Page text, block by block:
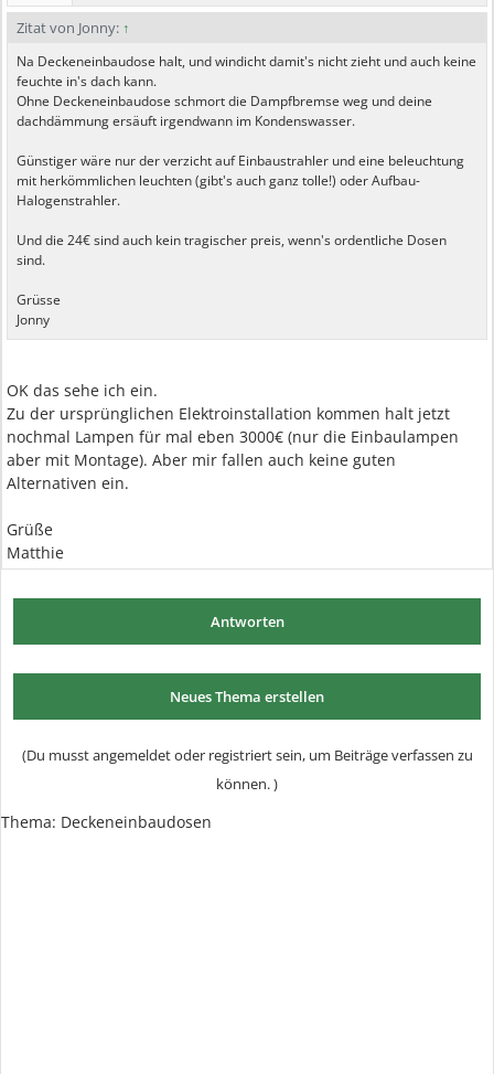
Zitat von Jonny: ↑
Na Deckeneinbaudose halt, und windicht damit's nicht zieht und auch keine
feuchte in's dach kann.
Ohne Deckeneinbaudose schmort die Dampfbremse weg und deine
dachdämmung ersäuft irgendwann im Kondenswasser.
Günstiger wäre nur der verzicht auf Einbaustrahler und eine beleuchtung
mit herkömmlichen leuchten (gibt's auch ganz tolle!) oder Aufbau-
Halogenstrahler.
Und die 24€ sind auch kein tragischer preis, wenn's ordentliche Dosen
sind.
Grüsse
Jonny
OK das sehe ich ein.
Zu der ursprünglichen Elektroinstallation kommen halt jetzt
nochmal Lampen für mal eben 3000€ (nur die Einbaulampen
aber mit Montage). Aber mir fallen auch keine guten
Alternativen ein.
Grüße
Matthie
Antworten
Neues Thema erstellen
(Du musst angemeldet oder registriert sein, um Beiträge verfassen zu
können. )
Thema: Deckeneinbaudosen